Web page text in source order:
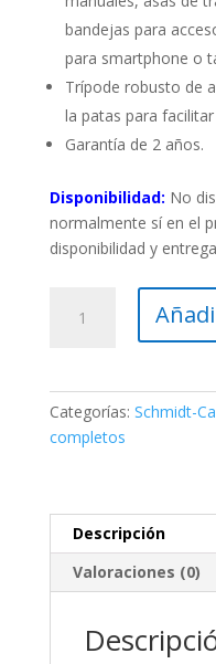
bandejas para
para smartphone o
Trípode robusto de
la patas para
Garantía de 2 años.
Disponibilidad: No
normalmente sí en el
disponibilidad y
Celestron
cantidad
Categorías: Schmidt-
completos
Descripción
Valoraciones (0)